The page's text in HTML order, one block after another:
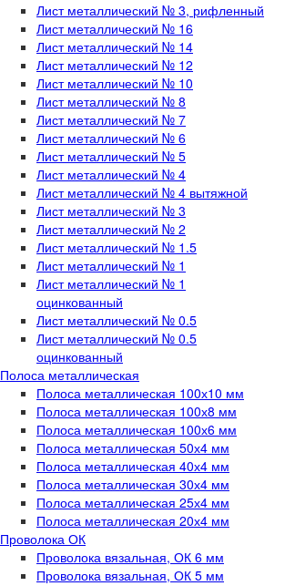
Лист металлический № 3, рифленный
Лист металлический № 16
Лист металлический № 14
Лист металлический № 12
Лист металлический № 10
Лист металлический № 8
Лист металлический № 7
Лист металлический № 6
Лист металлический № 5
Лист металлический № 4
Лист металлический № 4 вытяжной
Лист металлический № 3
Лист металлический № 2
Лист металлический № 1.5
Лист металлический № 1
Лист металлический № 1
оцинкованный
Лист металлический № 0.5
Лист металлический № 0.5
оцинкованный
Полоса металлическая
Полоса металлическая 100х10 мм
Полоса металлическая 100х8 мм
Полоса металлическая 100х6 мм
Полоса металлическая 50х4 мм
Полоса металлическая 40х4 мм
Полоса металлическая 30х4 мм
Полоса металлическая 25х4 мм
Полоса металлическая 20х4 мм
Проволока ОК
Проволока вязальная, ОК 6 мм
Проволока вязальная, ОК 5 мм